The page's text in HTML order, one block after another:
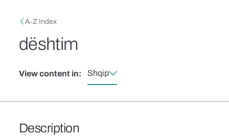
Breadcrumb
A-Z Index
dështim
View content in: Shqip
Description